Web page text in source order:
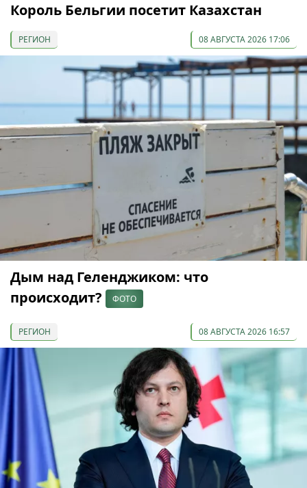
Король Бельгии посетит Казахстан
РЕГИОН 08 АВГУСТА 2026 17:06
Дым над Геленджиком: что
происходит?
ФОТО
РЕГИОН 08 АВГУСТА 2026 16:57